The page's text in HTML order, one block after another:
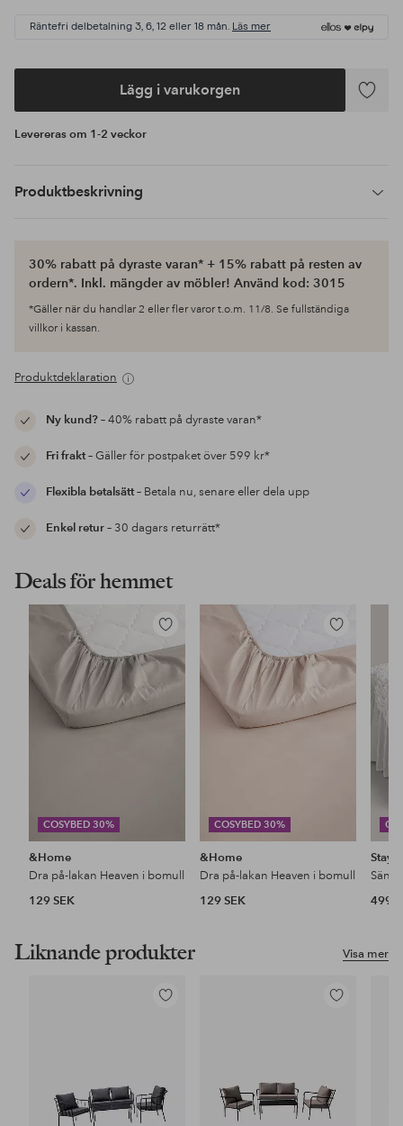
Räntefri delbetalning 3, 6, 12 eller 18 mån. Läs mer
Lägg i varukorgen
Lägg
Levereras om 1-2 veckor
Produktbeskrivning
30% rabatt på dyraste varan* + 15% rabatt på resten av
ordern*. Inkl. mängder av möbler! Använd kod: 3015
*Gäller när du handlar 2 eller fler varor t.o.m. 11/8. Se fullständiga
villkor i kassan.
Produktdeklaration
Ny kund?– 40% rabatt på dyraste varan*
Fri frakt– Gäller för postpaket över 599 kr*
Flexibla betalsätt– Betala nu, senare eller dela upp
Enkel retur– 30 dagars returrätt*
Deals för hemmet
COSYBED 30%
Lägg
till
i
favoriter
&Home
Dra på-lakan Heaven i bomull
129 SEK
COSYBED 30%
Lägg
till
i
&Home
Dra på-lakan Heaven i bomull
129 SEK
499
Visa mer
Liknande produkter
Lägg
Lägg